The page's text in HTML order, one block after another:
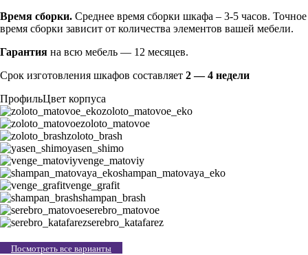
Время сборки. Среднее время сборки шкафа – 3-5 часов. Точное
время сборки зависит от количества элементов вашей мебели.
Гарантия на всю мебель — 12 месяцев.
Срок изготовления шкафов составляет 2 — 4 недели
ПрофильЦвет корпуса
zoloto_matovoe_eko
zoloto_matovoe
zoloto_brash
yasen_shimo
venge_matoviy
shampan_matovaya_eko
venge_grafit
shampan_brash
serebro_matovoe
serebro_katafarez
Посмотреть все варианты